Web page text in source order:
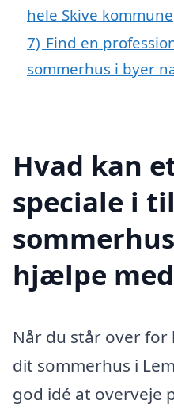
hele Skive kommune
7) Find en
sommerhus i byer
Hvad kan
speciale i
hjælpe
Når du står over
dit sommerhus i
god idé at overveje